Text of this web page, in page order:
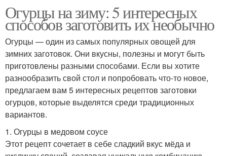
Огурцы на зиму: 5 интересных
способов заготовить их необычно
Огурцы — один из самых популярных овощей для
зимних заготовок. Они вкусны, полезны и могут быть
приготовлены разными способами. Если вы хотите
разнообразить свой стол и попробовать что-то новое,
предлагаем вам 5 интересных рецептов заготовки
огурцов, которые выделятся среди традиционных
вариантов.
1. Огурцы в медовом соусе
Этот рецепт сочетает в себе сладкий вкус мёда и